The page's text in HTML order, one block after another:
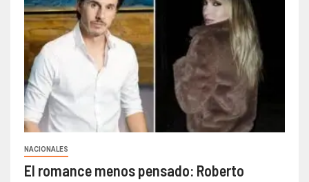
NACIONALES
El romance menos pensado: Roberto